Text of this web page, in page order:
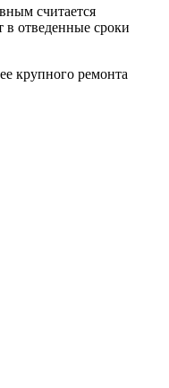
считается
в отведенные сроки
крупного ремонта